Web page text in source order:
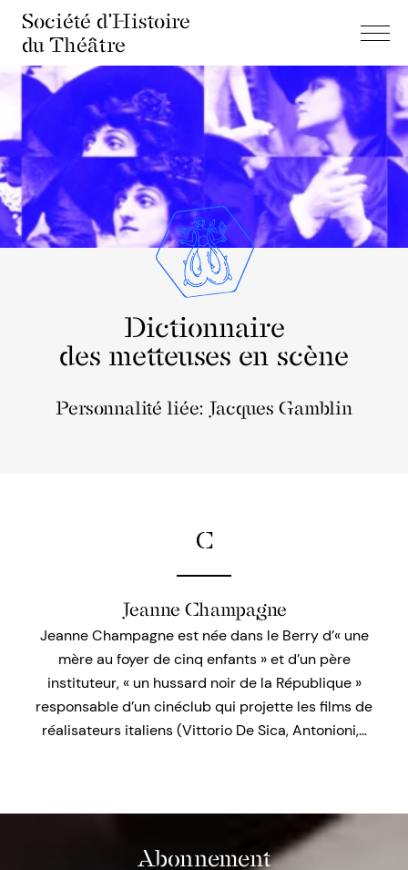
Société d'Histoire
du Théâtre
Dictionnaire
des metteuses en scène
Personnalité liée: Jacques Gamblin
C
Jeanne Champagne
Jeanne Champagne est née dans le Berry d’« une
mère au foyer de cinq enfants » et d’un père
instituteur, « un hussard noir de la République »
responsable d’un cinéclub qui projette les films de
réalisateurs italiens (Vittorio De Sica, Antonioni,…
Abonnement